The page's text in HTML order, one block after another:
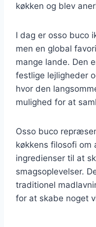
køkken og blev
I dag er osso buco
men en global
mange lande. Den
festlige lejligheder
hvor den
mulighed for at
Osso buco
køkkens filosofi om
ingredienser til at
smagsoplevelser.
traditionel
for at skabe noget